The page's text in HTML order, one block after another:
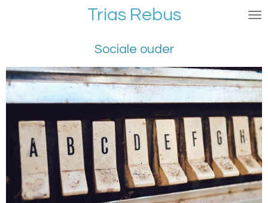
hoofdinhoud
Trias Rebus
Sociale ouder